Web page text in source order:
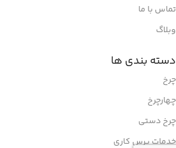
تماس با ما
وبلاگ
دسته بندی ها
چرخ
چهارچرخ
چرخ دستی
خدمات پرس کاری